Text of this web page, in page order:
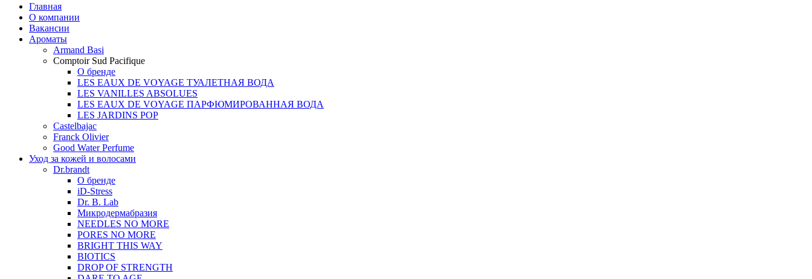
Главная
О компании
Вакансии
Ароматы
Armand Basi
Comptoir Sud Pacifique
О бренде
LES EAUX DE VOYAGE ТУАЛЕТНАЯ ВОДА
LES VANILLES ABSOLUES
LES EAUX DE VOYAGE ПАРФЮМИРОВАННАЯ ВОДА
LES JARDINS POP
Castelbajac
Franck Olivier
Good Water Perfume
Уход за кожей и волосами
Dr.brandt
О бренде
iD-Stress
Dr. B. Lab
Микродермабразия
NEEDLES NO MORE
PORES NO MORE
BRIGHT THIS WAY
BIOTICS
DROP OF STRENGTH